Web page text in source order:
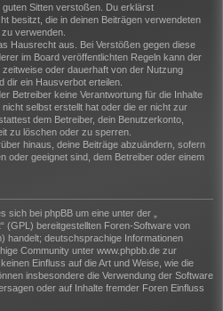
Sitten verstoßen. Du erklärst
besitzt, die in deinen Beiträgen verwendeten
verwenden.
Hausrecht aus. Bei Verstößen gegen diese
im Board veröffentlichten Regeln kann der
zeitweise oder dauerhaft von der Nutzung
dir ein Hausverbot erteilen.
Betreiber keine Verantwortung für die Inhalte
selbst erstellt hat oder die er nicht zur
dem Betreiber, dein Benutzerkonto,
zu löschen oder zu sperren.
hinaus, deine Beiträge abzuändern, sofern
oder geeignet sind, dem Betreiber oder einem
sich bei phpBB um eine unter der „
“ (GPL) bereitgestellten Foren-Software von
handelt; deutschsprachige Informationen
Community unter www.phpbb.de zur
Einfluss auf die Art und Weise, wie die
insbesondere die Verwendung der Software
oder auf Inhalte fremder Foren Einfluss